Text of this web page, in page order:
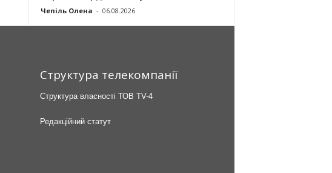
Чепіль Олена - 06.08.2026
Структура телекомпанії
Структура власності ТОВ TV-4
Редакційний статут